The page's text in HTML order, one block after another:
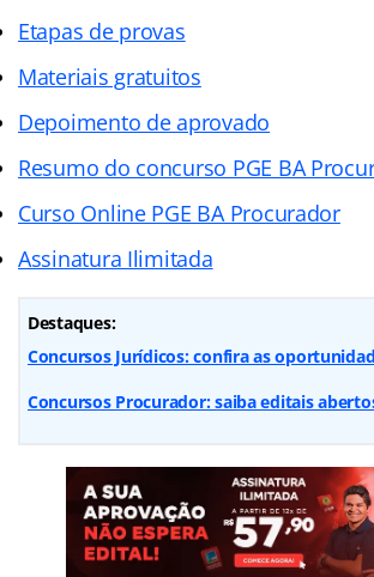
Etapas de provas
Materiais gratuitos
Depoimento de aprovado
Resumo do concurso PGE BA
Curso Online PGE BA Procurador
Assinatura Ilimitada
Destaques:
Concursos Jurídicos: confira as
Concursos Procurador: saiba editais